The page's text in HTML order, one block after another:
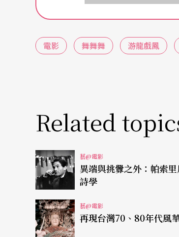
蹈劇場的風格理念接近，不斷重複
舞動各式各樣的人生
平日在賭場做發牌員，閒時在夜總會
《唯舞獨尊》展現的是性感的New
0》亮眼新生代女星瑪莉．伊麗莎白
技，融合New Jazz與Hip-Hop的性
刷下來，只好到夜店打工，而夜店
《舞林至尊
》是搞笑天王韋恩兄弟
電影 舞舞舞 游龍戲鳳
Related
藝@電影
異端與挑釁之外：帕索
詩學
藝@電影
再現台灣70、80年代風